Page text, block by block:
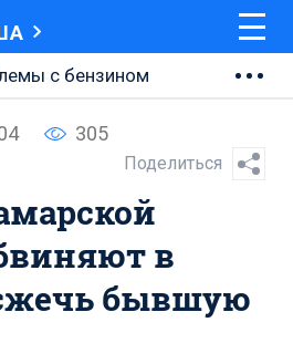
с бензином
площади
305
Поделиться
в
бывшую